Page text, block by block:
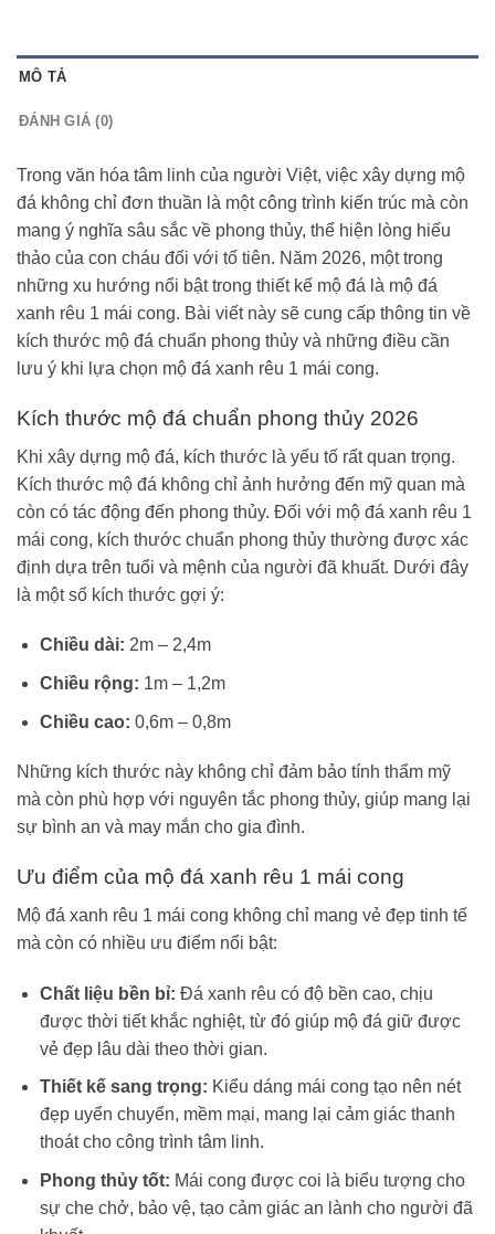
MÔ TẢ
ĐÁNH GIÁ (0)
Trong văn hóa tâm linh của người Việt, việc xây dựng mộ
đá không chỉ đơn thuần là một công trình kiến trúc mà còn
mang ý nghĩa sâu sắc về phong thủy, thể hiện lòng hiếu
thảo của con cháu đối với tổ tiên. Năm 2026, một trong
những xu hướng nổi bật trong thiết kế mộ đá là mộ đá
xanh rêu 1 mái cong. Bài viết này sẽ cung cấp thông tin về
kích thước mộ đá chuẩn phong thủy và những điều cần
lưu ý khi lựa chọn mộ đá xanh rêu 1 mái cong.
Kích thước mộ đá chuẩn phong thủy 2026
Khi xây dựng mộ đá, kích thước là yếu tố rất quan trọng.
Kích thước mộ đá không chỉ ảnh hưởng đến mỹ quan mà
còn có tác động đến phong thủy. Đối với mộ đá xanh rêu 1
mái cong, kích thước chuẩn phong thủy thường được xác
định dựa trên tuổi và mệnh của người đã khuất. Dưới đây
là một số kích thước gợi ý:
Chiều dài: 2m – 2,4m
Chiều rộng: 1m – 1,2m
Chiều cao: 0,6m – 0,8m
Những kích thước này không chỉ đảm bảo tính thẩm mỹ
mà còn phù hợp với nguyên tắc phong thủy, giúp mang lại
sự bình an và may mắn cho gia đình.
Ưu điểm của mộ đá xanh rêu 1 mái cong
Mộ đá xanh rêu 1 mái cong không chỉ mang vẻ đẹp tinh tế
mà còn có nhiều ưu điểm nổi bật:
Chất liệu bền bỉ: Đá xanh rêu có độ bền cao, chịu
được thời tiết khắc nghiệt, từ đó giúp mộ đá giữ được
vẻ đẹp lâu dài theo thời gian.
Thiết kế sang trọng: Kiểu dáng mái cong tạo nên nét
đẹp uyển chuyển, mềm mại, mang lại cảm giác thanh
thoát cho công trình tâm linh.
Phong thủy tốt: Mái cong được coi là biểu tượng cho
sự che chở, bảo vệ, tạo cảm giác an lành cho người đã